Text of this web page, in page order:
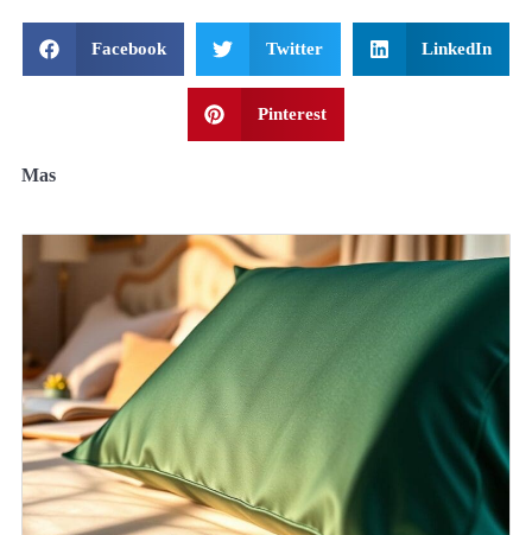
Facebook Twitter LinkedIn
Pinterest
Mas